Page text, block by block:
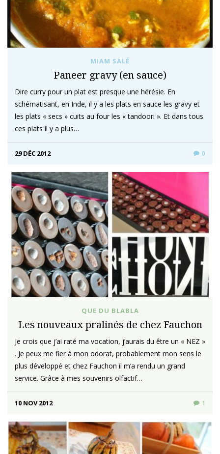
MIAM SALÉ
Paneer gravy (en sauce)
Dire curry pour un plat est presque une hérésie. En
schématisant, en Inde, il y a les plats en sauce les gravy et
les plats « secs » cuits au four les « tandoori ». Et dans tous
ces plats il y a plus…
29 DÉC 2012 0
QUE DU BLABLA
Les nouveaux pralinés de chez Fauchon
Je crois que j’ai raté ma vocation, j’aurais du être un « NEZ »
. Je peux me fier à mon odorat, probablement mon sens le
plus développé et chez Fauchon il m’a rendu un grand
service. Grâce à mes souvenirs olfactif…
10 NOV 2012 1